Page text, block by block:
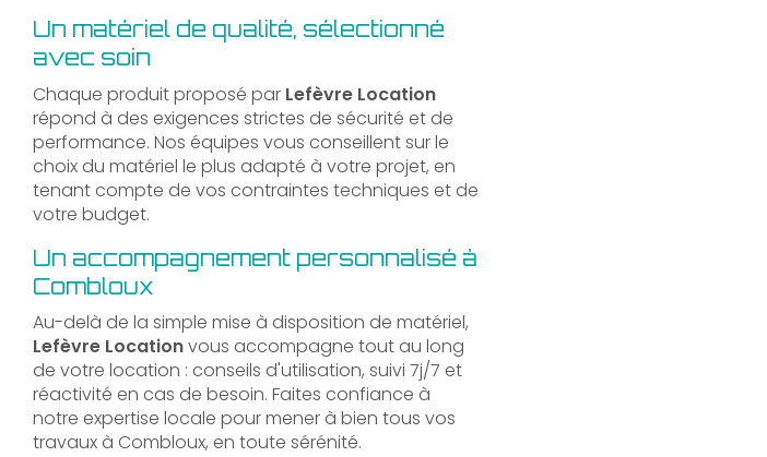
Un matériel de qualité, sélectionné
avec soin
Chaque produit proposé par Lefèvre Location
répond à des exigences strictes de sécurité et de
performance. Nos équipes vous conseillent sur le
choix du matériel le plus adapté à votre projet, en
tenant compte de vos contraintes techniques et de
votre budget.
Un accompagnement personnalisé à
Combloux
Au-delà de la simple mise à disposition de matériel,
Lefèvre Locationvous accompagne tout au long
de votre location : conseils d'utilisation, suivi 7j/7 et
réactivité en cas de besoin. Faites confiance à
notre expertise locale pour mener à bien tous vos
travaux à Combloux, en toute sérénité.